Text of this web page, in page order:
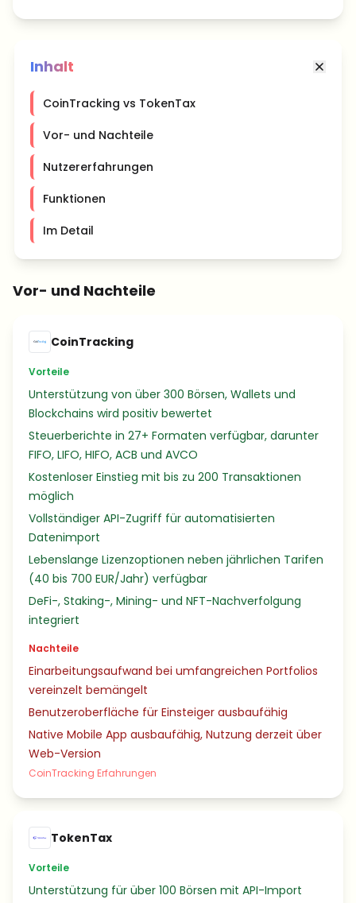
Inhalt
CoinTracking vs TokenTax
Vor- und Nachteile
Nutzererfahrungen
Funktionen
Im Detail
Vor- und Nachteile
CoinTracking
Vorteile
Unterstützung von über 300 Börsen, Wallets und
Blockchains wird positiv bewertet
Steuerberichte in 27+ Formaten verfügbar, darunter
FIFO, LIFO, HIFO, ACB und AVCO
Kostenloser Einstieg mit bis zu 200 Transaktionen
möglich
Vollständiger API-Zugriff für automatisierten
Datenimport
Lebenslange Lizenzoptionen neben jährlichen Tarifen
(40 bis 700 EUR/Jahr) verfügbar
DeFi-, Staking-, Mining- und NFT-Nachverfolgung
integriert
Nachteile
Einarbeitungsaufwand bei umfangreichen Portfolios
vereinzelt bemängelt
Benutzeroberfläche für Einsteiger ausbaufähig
Native Mobile App ausbaufähig, Nutzung derzeit über
Web-Version
CoinTracking Erfahrungen
TokenTax
Vorteile
Unterstützung für über 100 Börsen mit API-Import